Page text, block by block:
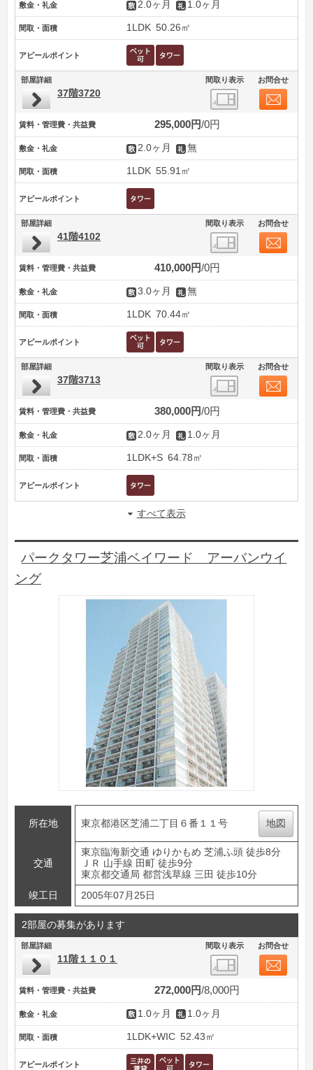
敷金・礼金 2.0ヶ月 1.0ヶ月
間取・面積 1LDK 50.26㎡
アピールポイント
部屋詳細 間取り表示 お問合せ
37階3720
賃料・管理費・共益費 295,000円 0円
敷金・礼金 2.0ヶ月 無
間取・面積 1LDK 55.91㎡
アピールポイント
部屋詳細 間取り表示 お問合せ
41階4102
賃料・管理費・共益費 410,000円 0円
敷金・礼金 3.0ヶ月 無
間取・面積 1LDK 70.44㎡
アピールポイント
部屋詳細 間取り表示 お問合せ
37階3713
賃料・管理費・共益費 380,000円 0円
敷金・礼金 2.0ヶ月 1.0ヶ月
間取・面積 1LDK+S 64.78㎡
アピールポイント
すべて表示
パークタワー芝浦ベイワード アーバンウイ
ング
所在地 東京都港区芝浦二丁目６番１１号 地図
交通
東京臨海新交通 ゆりかもめ 芝浦ふ頭 徒歩8分
ＪＲ 山手線 田町 徒歩9分
東京都交通局 都営浅草線 三田 徒歩10分
竣工日
2005年07月25日
2部屋の募集があります
部屋詳細 間取り表示 お問合せ
11階１１０１
賃料・管理費・共益費 272,000円 8,000円
敷金・礼金 1.0ヶ月 1.0ヶ月
間取・面積 1LDK+WIC 52.43㎡
アピールポイント